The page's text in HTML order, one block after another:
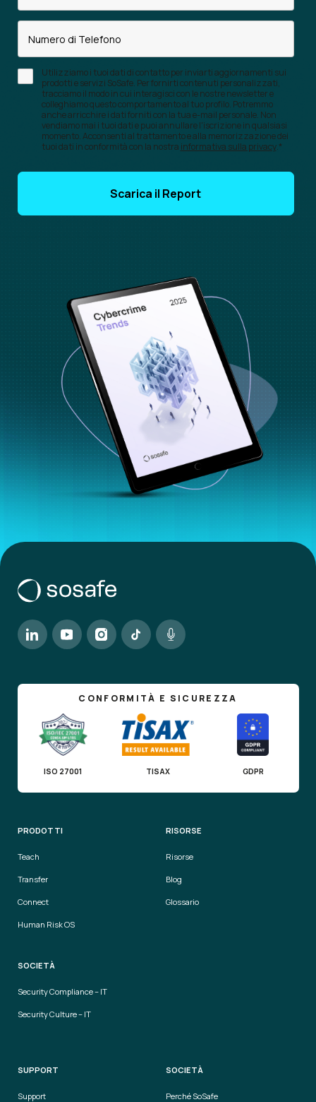
Numero di Telefono
Utilizziamo i tuoi dati di contatto per inviarti aggiornamenti sui
prodotti e servizi SoSafe. Per fornirti contenuti personalizzati,
tracciamo il modo in cui interagisci con le nostre newsletter e
colleghiamo questo comportamento al tuo profilo. Potremmo
anche arricchire i dati forniti con la tua e-mail personale. Non
vendiamo mai i tuoi dati e puoi annullare l'iscrizione in qualsiasi
momento. Acconsenti al trattamento e alla memorizzazione dei
tuoi dati in conformità con la nostra informativa sulla privacy.*
CONFORMITÀ E SICUREZZA
ISO 27001 TISAX GDPR
PRODOTTI
Teach
Transfer
Connect
Human Risk OS
SOCIETÀ
Security Compliance – IT
Security Culture – IT
RISORSE
Risorse
Blog
Glossario
SUPPORT
Support
SOCIETÀ
Perché SoSafe